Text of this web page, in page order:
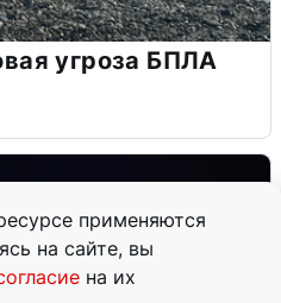
применяются
на сайте, вы
на их
угроза БПЛА